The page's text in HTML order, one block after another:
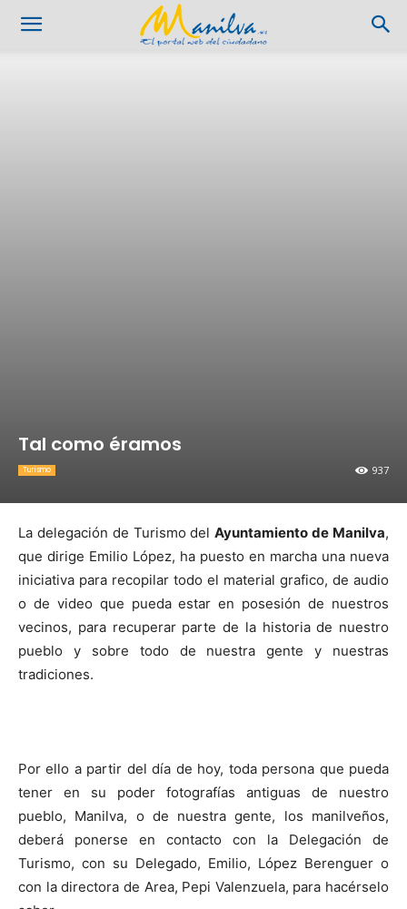
Tal como éramos
937
Turismo
La delegación de Turismo delAyuntamiento de Manilva,
que dirige Emilio López, ha puesto en marcha una nueva
iniciativa para recopilar todo el material grafico, de audio
o de video que pueda estar en posesión de nuestros
vecinos, para recuperar parte de la historia de nuestro
pueblo y sobre todo de nuestra gente y nuestras
tradiciones.
Por ello a partir del día de hoy, toda persona que pueda
tener en su poder fotografías antiguas de nuestro
pueblo, Manilva, o de nuestra gente, los manilveños,
deberá ponerse en contacto con la Delegación de
Turismo, con su Delegado, Emilio, López Berenguer o
con la directora de Area, Pepi Valenzuela, para hacérselo